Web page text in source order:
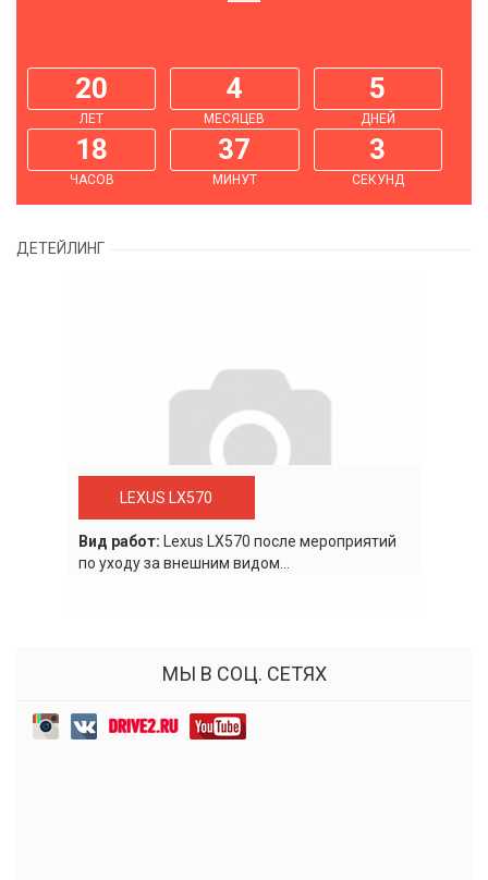
20
ЛЕТ
4
МЕСЯЦЕВ
5
ДНЕЙ
18
ЧАСОВ
37
МИНУТ
3
СЕКУНД
ДЕТЕЙЛИНГ
LEXUS LX570
Вид работ: Lexus LХ570 после мероприятий
по уходу за внешним видом...
МЫ В СОЦ. СЕТЯХ